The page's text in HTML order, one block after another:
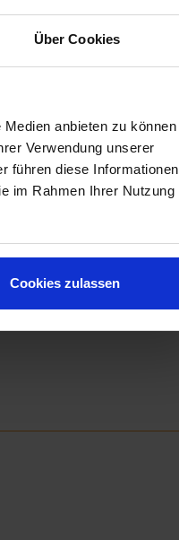
Über Cookies
anbieten zu können
Verwendung unserer
führen diese Informationen
im Rahmen Ihrer Nutzung
Cookies zulassen